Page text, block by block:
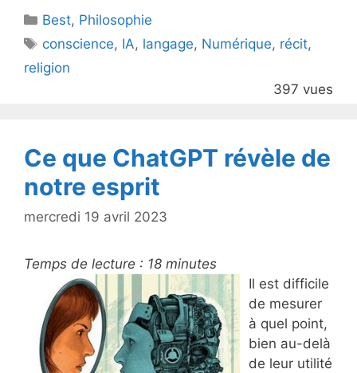
er e
b
Catégories
Best, Philosophie
Étiquettes
conscience, IA, langage, Numérique, récit,
religion
397 vues
Ce que ChatGPT révèle de
notre esprit
mercredi 19 avril 2023
Temps de lecture : 18 minutes
Il est difficile
de mesurer
à quel point,
bien au-delà
de leur utilité